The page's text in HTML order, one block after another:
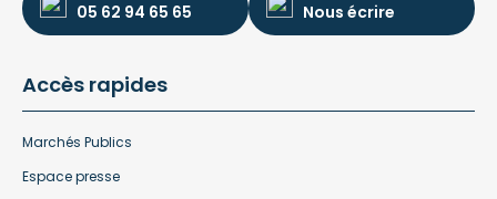
05 62 94 65 65 Nous écrire
Accès rapides
Marchés Publics
Espace presse